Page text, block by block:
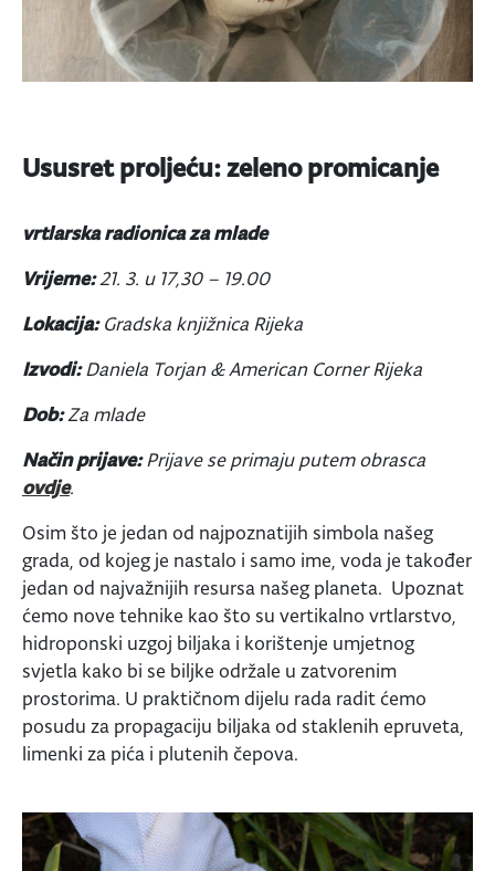
Ususret proljeću: zeleno promicanje
vrtlarska radionica za mlade
Vrijeme:21. 3. u 17,30 – 19.00
Lokacija:Gradska knjižnica Rijeka
Izvodi:Daniela Torjan & American Corner Rijeka
Dob:Za mlade
Način prijave:Prijave se primaju putem obrasca
ovdje.
Osim što je jedan od najpoznatijih simbola našeg
grada, od kojeg je nastalo i samo ime, voda je također
jedan od najvažnijih resursa našeg planeta. Upoznat
ćemo nove tehnike kao što su vertikalno vrtlarstvo,
hidroponski uzgoj biljaka i korištenje umjetnog
svjetla kako bi se biljke održale u zatvorenim
prostorima. U praktičnom dijelu rada radit ćemo
posudu za propagaciju biljaka od staklenih epruveta,
limenki za pića i plutenih čepova.